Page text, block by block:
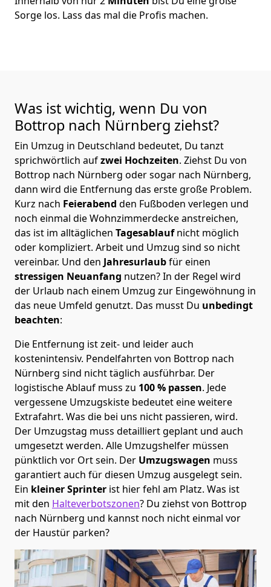
Sorge los. Lass das mal die Profis machen.
Was ist wichtig, wenn Du von
Bottrop nach Nürnberg ziehst?
Ein Umzug in Deutschland bedeutet, Du tanzt
sprichwörtlich aufzwei Hochzeiten. Ziehst Du von
Bottrop nach Nürnberg oder sogar nach Nürnberg,
dann wird die Entfernung das erste große Problem.
Kurz nach Feierabend den Fußboden verlegen und
noch einmal die Wohnzimmerdecke anstreichen,
das ist im alltäglichen Tagesablaufnicht möglich
oder kompliziert. Arbeit und Umzug sind so nicht
vereinbar. Und den Jahresurlaubfür einen
stressigen Neuanfang nutzen? In der Regel wird
der Urlaub nach einem Umzug zur Eingewöhnung in
das neue Umfeld genutzt. Das musst Du unbedingt
beachten:
Die Entfernung ist zeit- und leider auch
kostenintensiv. Pendelfahrten von Bottrop nach
Nürnberg sind nicht täglich ausführbar. Der
logistische Ablauf muss zu 100 % passen. Jede
vergessene Umzugskiste bedeutet eine weitere
Extrafahrt. Was die bei uns nicht passieren, wird.
Der Umzugstag muss detailliert geplant und auch
umgesetzt werden. Alle Umzugshelfer müssen
pünktlich vor Ort sein. Der Umzugswagen muss
garantiert auch für diesen Umzug ausgelegt sein.
Ein kleiner Sprinter ist hier fehl am Platz. Was ist
mit den Halteverbotszonen? Du ziehst von Bottrop
nach Nürnberg und kannst noch nicht einmal vor
der Haustür parken?